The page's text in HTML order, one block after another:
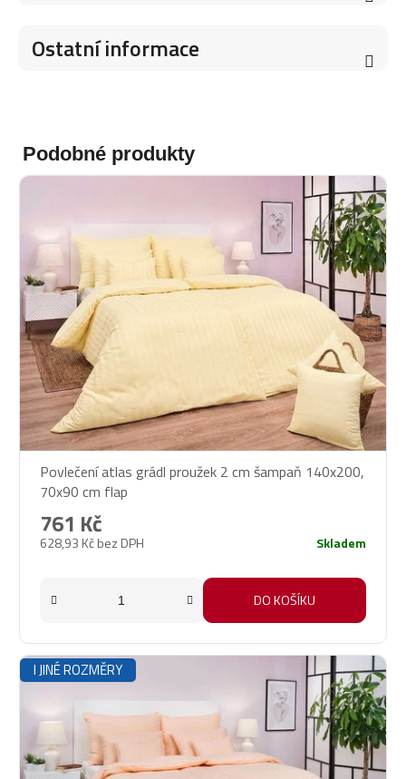
Ostatní informace
Podobné produkty
Povlečení atlas grádl proužek 2 cm šampaň 140x200,
70x90 cm flap
628,93 Kč bez DPH
761 Kč
Skladem
DO KOŠÍKU
I JINÉ ROZMĚRY